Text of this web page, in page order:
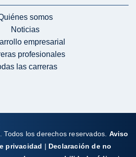
somos
Noticias
empresarial
profesionales
las carreras
los derechos reservados. Aviso
privacidad | Declaración de no